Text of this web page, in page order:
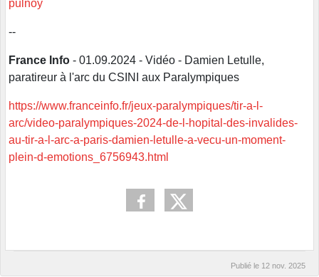
pulnoy
--
France Info - 01.09.2024 - Vidéo - Damien Letulle,
paratireur à l'arc du CSINI aux Paralympiques
https://www.franceinfo.fr/jeux-paralympiques/tir-a-l-
arc/video-paralympiques-2024-de-l-hopital-des-invalides-
au-tir-a-l-arc-a-paris-damien-letulle-a-vecu-un-moment-
plein-d-emotions_6756943.html
Publié le 12 nov. 2025